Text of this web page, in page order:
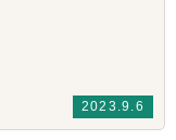
2023.9.6